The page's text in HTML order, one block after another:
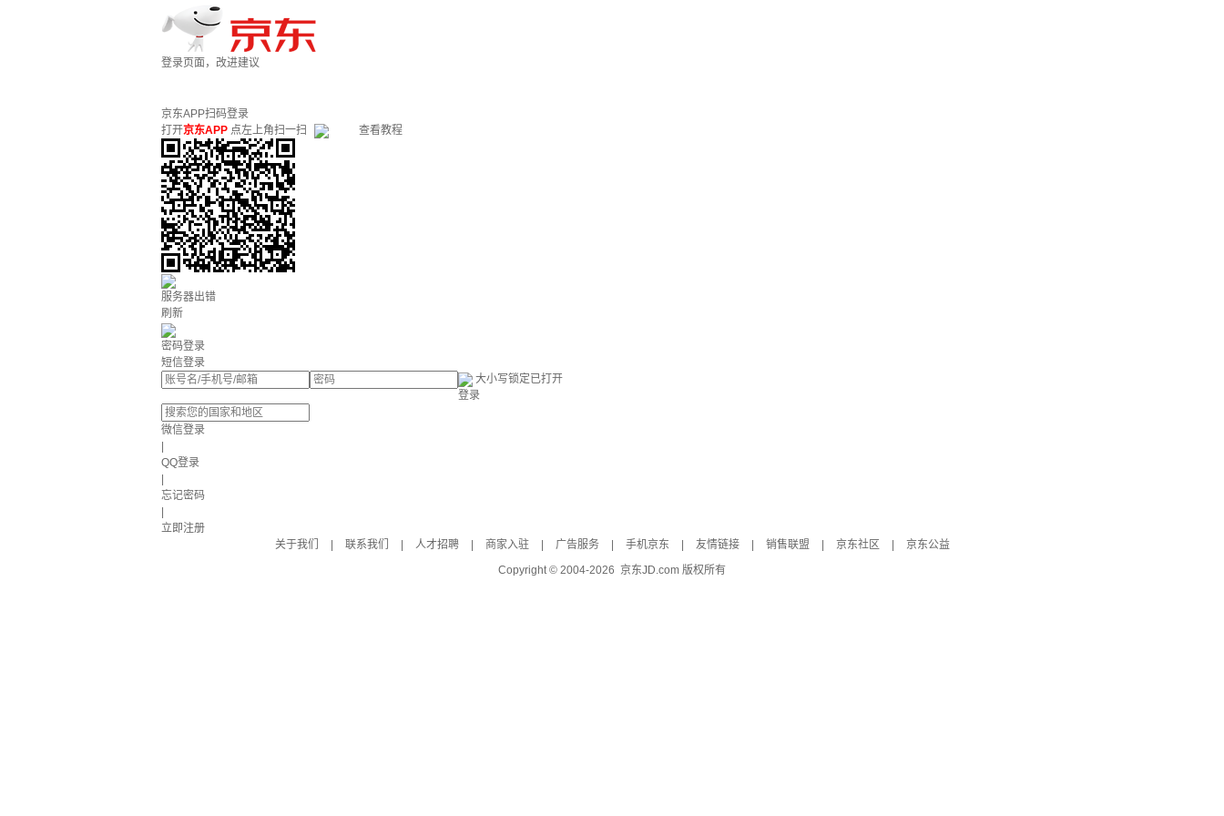
登录页面，改进建议
京东APP扫码登录
打开京东APP 点左上角扫一扫 查看教程
服务器出错
刷新
密码登录
短信登录
大小写锁定已打开
登录
微信登录
QQ登录
忘记密码
立即注册
关于我们
联系我们 人才招聘 商家入驻 广告服务 手机京东 友情链接 销售联盟 京东社区
京东公益
Copyright © 2004-2026 京东JD.com 版权所有